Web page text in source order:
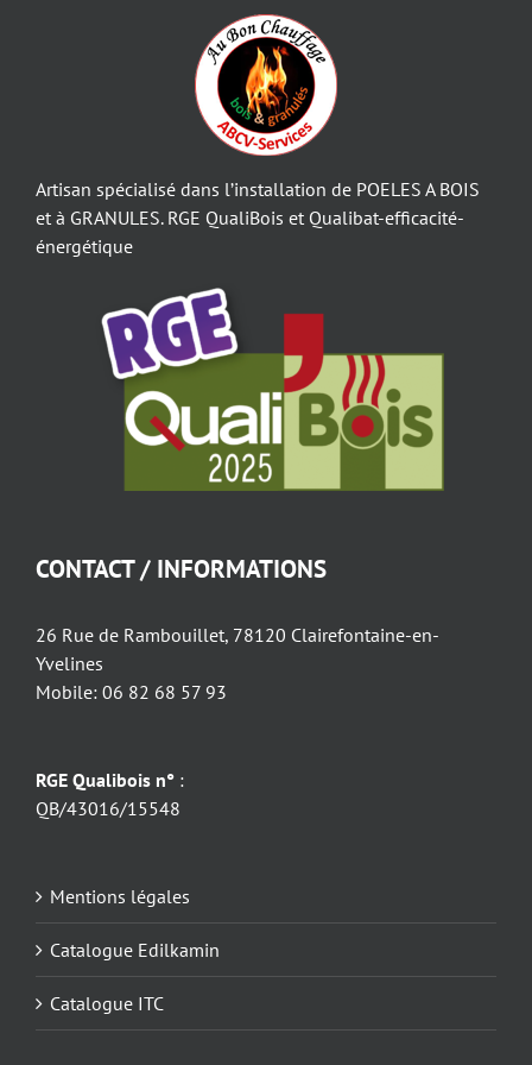
Artisan spécialisé dans l’installation de POELES A BOIS
et à GRANULES. RGE QualiBois et Qualibat-efficacité-
énergétique
CONTACT / INFORMATIONS
26 Rue de Rambouillet, 78120 Clairefontaine-en-
Yvelines
Mobile: 06 82 68 57 93
RGE Qualibois n° :
QB/43016/15548
Mentions légales
Catalogue Edilkamin
Catalogue ITC